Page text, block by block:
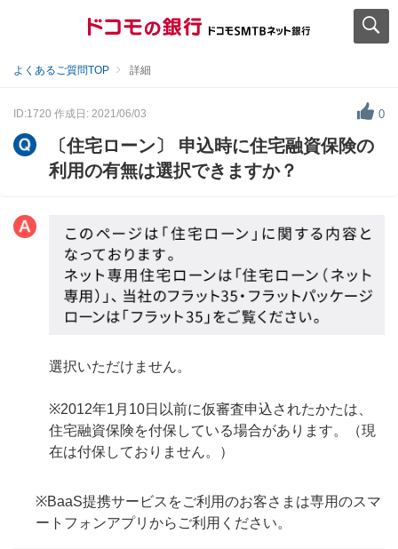
よくあるご質問TOP 詳細
ID:1720 作成日: 2021/06/03 0
〔住宅ローン〕 申込時に住宅融資保険の
利用の有無は選択できますか？
選択いただけません。
※2012年1月10日以前に仮審査申込されたかたは、
住宅融資保険を付保している場合があります。（現
在は付保しておりません。）
※BaaS提携サービスをご利用のお客さまは専用のスマ
ートフォンアプリからご利用ください。